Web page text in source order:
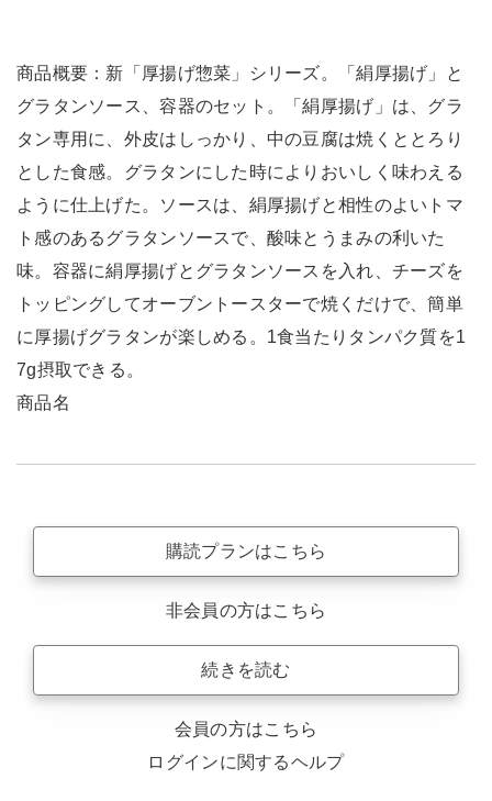
商品概要：新「厚揚げ惣菜」シリーズ。「絹厚揚げ」と
グラタンソース、容器のセット。「絹厚揚げ」は、グラ
タン専用に、外皮はしっかり、中の豆腐は焼くととろり
とした食感。グラタンにした時によりおいしく味わえる
ように仕上げた。ソースは、絹厚揚げと相性のよいトマ
ト感のあるグラタンソースで、酸味とうまみの利いた
味。容器に絹厚揚げとグラタンソースを入れ、チーズを
トッピングしてオーブントースターで焼くだけで、簡単
に厚揚げグラタンが楽しめる。1食当たりタンパク質を1
7g摂取できる。
商品名
購読プランはこちら
非会員の方はこちら
続きを読む
会員の方はこちら
ログインに関するヘルプ